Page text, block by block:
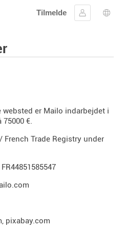
Tilmelde
Log ind
websted er Mailo indarbejdet i
€.
French Trade Registry under
, pixabay.com